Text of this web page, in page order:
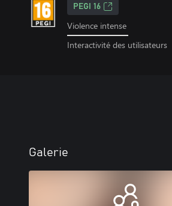
PEGI 16
Violence intense
Interactivité des utilisateurs
Galerie